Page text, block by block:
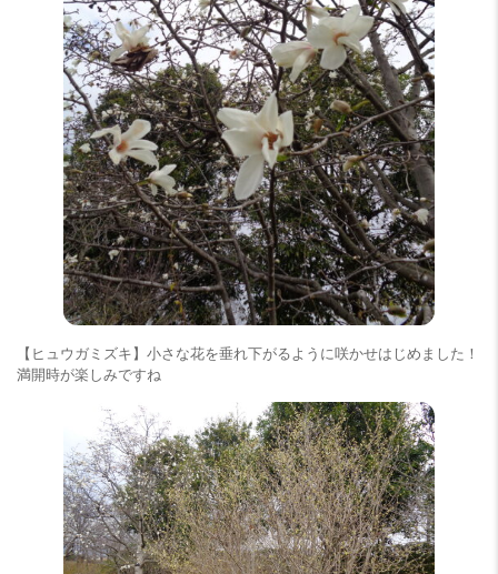
【ヒュウガミズキ】小さな花を垂れ下がるように咲かせはじめました！
満開時が楽しみですね